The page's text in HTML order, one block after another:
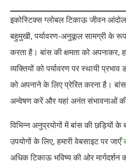
इकोस्टिक्स ग्लोबल टिकाऊ जीवन
बहुमुखी, पर्यावरण-अनुकूल सामग्री के
करता है। बांस की क्षमता को अपनाकर,
व्यक्तियों को पर्यावरण पर स्थायी
को अपनाने के लिए प्रेरित करना है। बांस
अन्वेषण करें और यहां अनंत संभावनाओं
विभिन्न अनुप्रयोगों में बांस की छड़ियों
उपयोगों के लिए, हमारी वेबसाइट पर जाएँ
अधिक टिकाऊ भविष्य की ओर मार्गदर्शन